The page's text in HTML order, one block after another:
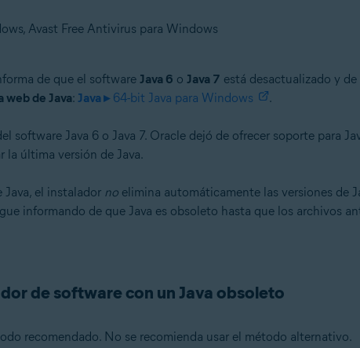
Avast Free Antivirus para Windows
- 32 o 64 bits
bits
de que el software Java 6 o Java 7 está desactualizado y
web de Java: Java ▸64-bit Java para Windows .
software Java 6 o Java 7. Oracle dejó de ofrecer soporte para
la última versión de Java.
el instalador noelimina automáticamente las versiones de
informando de que Java es obsoleto hasta que los archivos
de software con un Java obsoleto
recomendado. No se recomienda usar el método alternativo.